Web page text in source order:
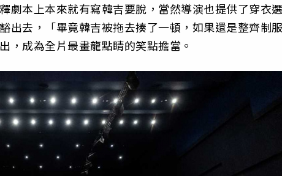
劇本上本來就有寫韓吉要脫，當然導演也提供了穿衣選
出去，「畢竟韓吉被拖去揍了一頓，如果還是整齊制服
，成為全片最畫龍點睛的笑點擔當。